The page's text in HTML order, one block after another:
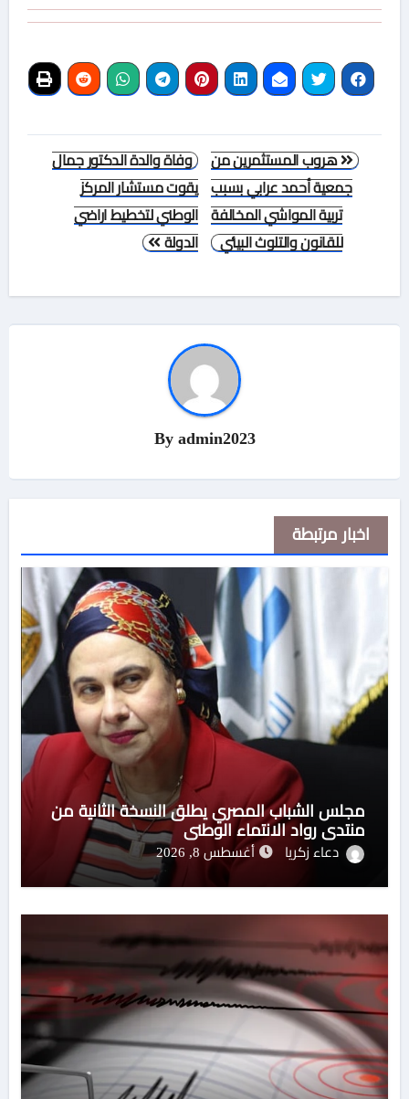
تصفّح
المقالات
وفاة والدة الدكتور جمال
يقوت مستشار المركز
الوطني لتخطيط اراضي
الدولة
هروب المستثمرين من
جمعية أحمد عرابي بسبب
تربية المواشي المخالفة
للقانون والتلوث البيئي
By admin2023
اخبار مرتبطة
مجلس الشباب المصري يطلق النسخة الثانية من
منتدي رواد الانتماء الوطني
دعاء زكريا أغسطس 8, 2026